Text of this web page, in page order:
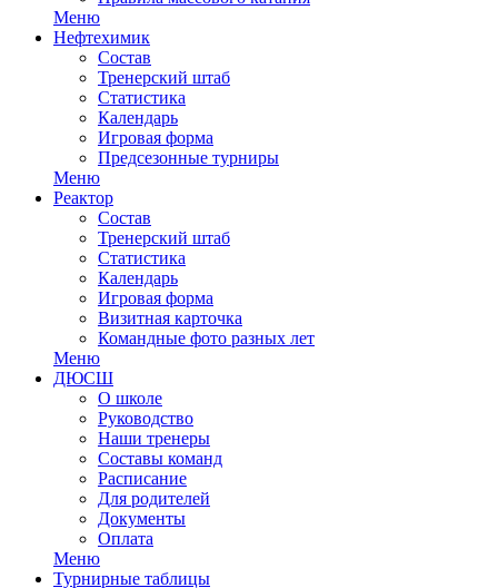
Меню
Нефтехимик
Состав
Тренерский штаб
Статистика
Календарь
Игровая форма
Предсезонные турниры
Меню
Реактор
Состав
Тренерский штаб
Статистика
Календарь
Игровая форма
Визитная карточка
Командные фото разных лет
Меню
ДЮСШ
О школе
Руководство
Наши тренеры
Составы команд
Расписание
Для родителей
Документы
Оплата
Меню
Турнирные таблицы